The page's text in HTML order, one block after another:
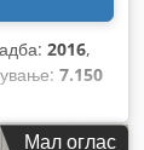
2016,
7.150
,
Мал оглас